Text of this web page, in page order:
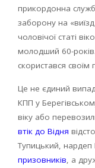
прикордонна
заборону на
чоловічої статі
молодший 60-
скористався
Це не єдиний
КПП у
віку або
втік до Відня
Тупицький, нардеп
призовників, а